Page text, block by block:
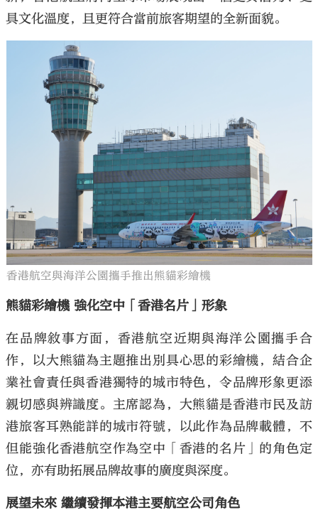
具文化溫度，且更符合當前旅客期望的全新面貌。
香港航空與海洋公園攜手推出熊貓彩繪機
熊貓彩繪機 強化空中「香港名片」形象
在品牌敘事方面，香港航空近期與海洋公園攜手合
作，以大熊貓為主題推出別具心思的彩繪機，結合企
業社會責任與香港獨特的城市特色，令品牌形象更添
親切感與辨識度。主席認為，大熊貓是香港市民及訪
港旅客耳熟能詳的城市符號，以此作為品牌載體，不
但能強化香港航空作為空中「香港的名片」的角色定
位，亦有助拓展品牌故事的廣度與深度。
展望未來 繼續發揮本港主要航空公司角色